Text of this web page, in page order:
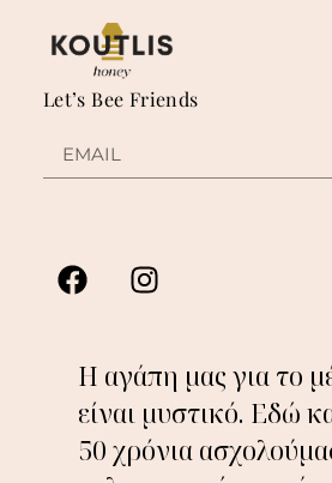
Let’s Bee Friends
Η αγάπη μας για το
είναι μυστικό. Εδώ
50 χρόνια